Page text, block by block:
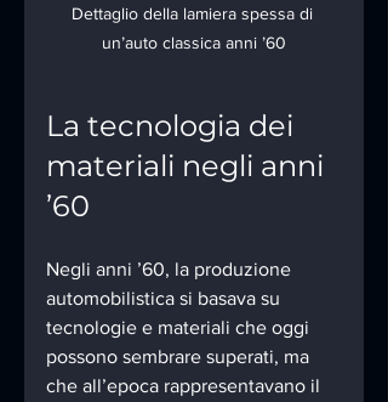
Dettaglio della lamiera spessa di
un’auto classica anni ’60
La tecnologia dei
materiali negli anni
’60
Negli anni ’60, la produzione
automobilistica si basava su
tecnologie e materiali che oggi
possono sembrare superati, ma
che all’epoca rappresentavano il